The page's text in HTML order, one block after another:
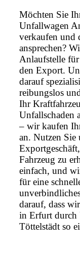
Möchten Sie
Unfallwagen
verkaufen und
ansprechen?
Anlaufstelle
den Export.
darauf
reibungslos
Ihr
Unfallschaden
– wir kaufen
an. Nutzen Sie
Fahrzeug zu
einfach, und
für eine
darauf, dass
in Erfurt durch
Töttelstädt so